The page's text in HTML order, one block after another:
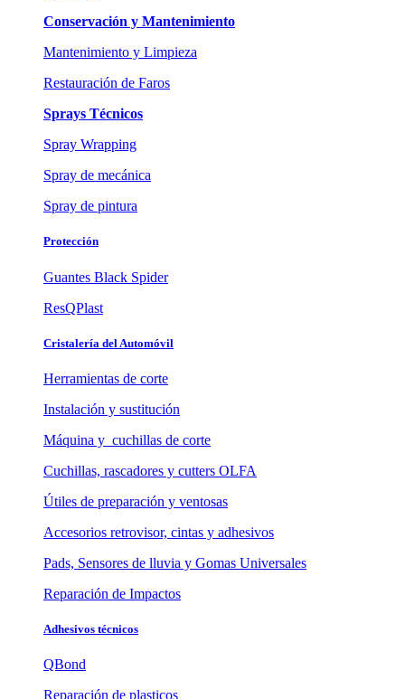
Conservación y Mantenimiento
Mantenimiento y Limpieza
Restauración de Faros
Sprays Técnicos
Spray Wrapping
Spray de mecánica
Spray de pintura
Protección
Guantes Black Spider
ResQPlast
Cristalería del Automóvil
Herramientas de corte
Instalación y sustitución
Máquina y cuchillas de corte
Cuchillas, rascadores y cutters OLFA
Útiles de preparación y ventosas
Accesorios retrovisor, cintas y adhesivos
Pads, Sensores de lluvia y Gomas Universales
Reparación de Impactos
Adhesivos técnicos
QBond
Reparación de plasticos